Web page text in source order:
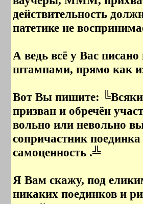
действительность
патетике не
А ведь всё у Вас
штампами, прямо как
Вот Вы пишите:
призван и обречён
вольно или невольно
сопричастник
самоценность .╩
Я Вам скажу, под
никаких поединков и